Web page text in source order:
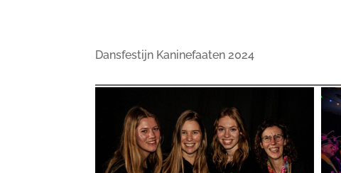
Dansfestijn Kaninefaaten 2024